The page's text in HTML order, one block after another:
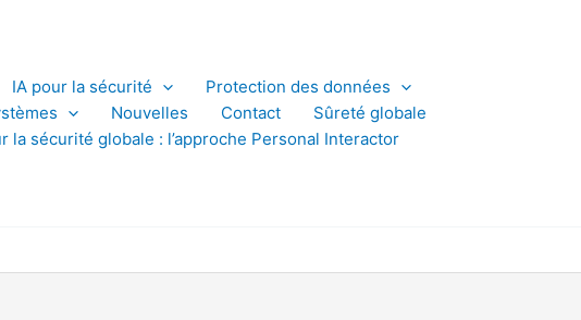
IA pour la sécurité
Protection des données
Nouvelles Contact
Sûreté globale
la sécurité globale : l’approche Personal Interactor